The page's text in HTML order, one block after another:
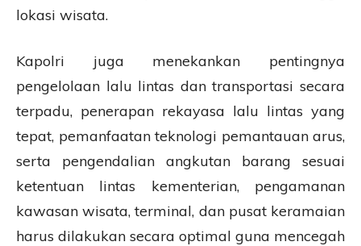
lokasi wisata.
Kapolri juga menekankan pentingnya
pengelolaan lalu lintas dan transportasi secara
terpadu, penerapan rekayasa lalu lintas yang
tepat, pemanfaatan teknologi pemantauan arus,
serta pengendalian angkutan barang sesuai
ketentuan lintas kementerian, pengamanan
kawasan wisata, terminal, dan pusat keramaian
harus dilakukan secara optimal guna mencegah